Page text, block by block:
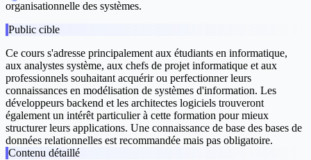
organisationnelle des systèmes.
Public cible
Ce cours s'adresse principalement aux étudiants en informatique,
aux analystes système, aux chefs de projet informatique et aux
professionnels souhaitant acquérir ou perfectionner leurs
connaissances en modélisation de systèmes d'information. Les
développeurs backend et les architectes logiciels trouveront
également un intérêt particulier à cette formation pour mieux
structurer leurs applications. Une connaissance de base des bases de
données relationnelles est recommandée mais pas obligatoire.
Contenu détaillé